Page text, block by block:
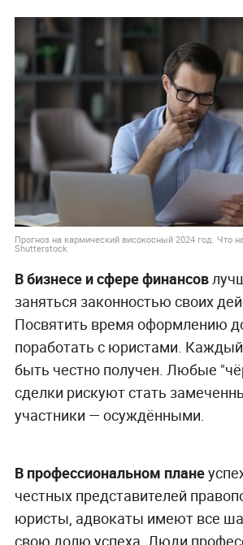
Прогноз на кармический високосный 2024 год. Что
Shutterstock
В бизнесе и сфере финансов
заняться законностью своих
Посвятить время оформлению
поработать с юристами.
быть честно получен. Любые
сделки рискуют стать
участники — осуждёнными.
В профессиональном плане
честных представителей
юристы, адвокаты имеют все
свою долю успеха. Люди